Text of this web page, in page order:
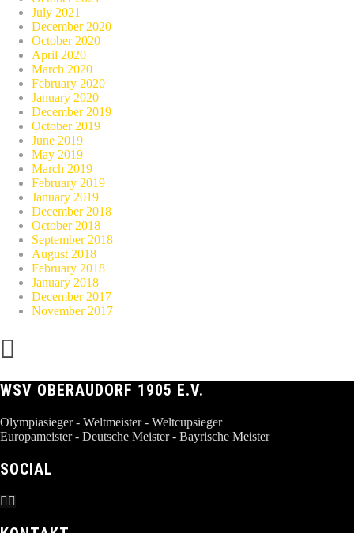
July 2021
December 2020
October 2020
April 2020
March 2020
February 2020
January 2020
December 2019
October 2019
June 2019
May 2019
March 2019
February 2019
January 2019
December 2018
October 2018
September 2018
August 2018
February 2018
January 2018
December 2017
November 2017
WSV OBERAUDORF 1905 E.V.
Olympiasieger - Weltmeister - Weltcupsieger
Europameister - Deutsche Meister - Bayrische Meister
SOCIAL